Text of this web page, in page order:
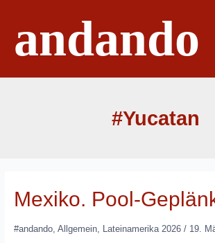
springenandando
#Yucatan
Mexiko. Pool-
#andando, Allgemein, Lateinamerika 2026/ 19.